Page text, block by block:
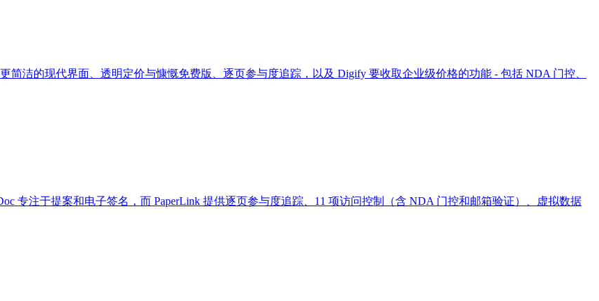
简洁的现代界面、透明定价与慷慨免费版、逐页参与度追踪，以及 Digify 要收取企业级价格的功能 - 包括 NDA 门控、
专注于提案和电子签名，而 PaperLink 提供逐页参与度追踪、11 项访问控制（含 NDA 门控和邮箱验证）、虚拟数据